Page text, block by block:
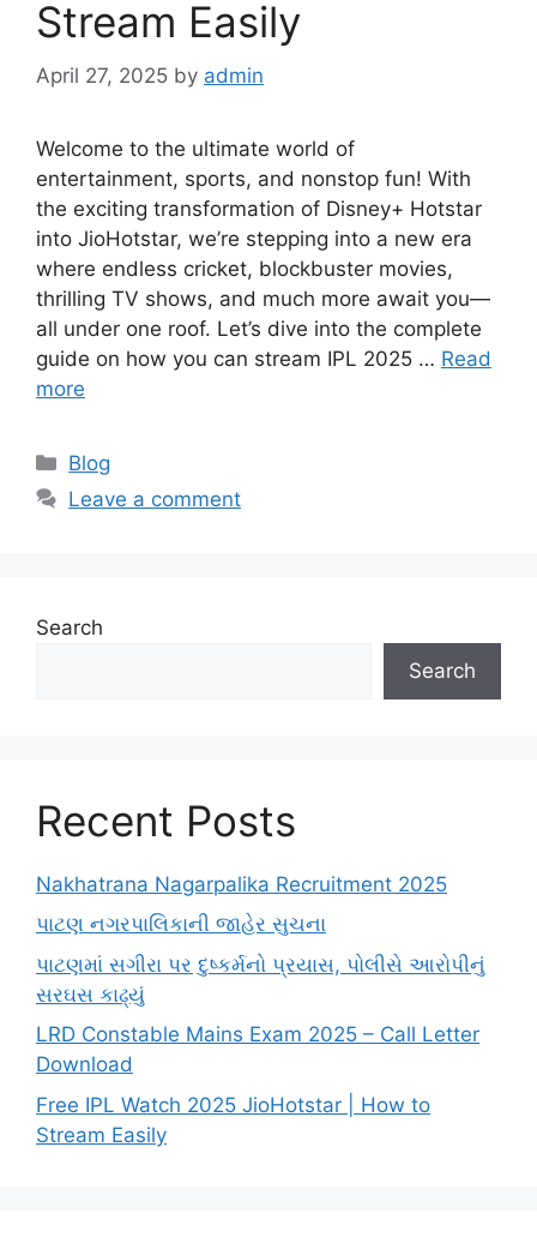
Stream Easily
April 27, 2025 by admin
Welcome to the ultimate world of
entertainment, sports, and nonstop fun! With
the exciting transformation of Disney+ Hotstar
into JioHotstar, we’re stepping into a new era
where endless cricket, blockbuster movies,
thrilling TV shows, and much more await you—
all under one roof. Let’s dive into the complete
guide on how you can stream IPL 2025 … Read
more
Categories
Blog
Leave a comment
Search
Search
Recent Posts
Nakhatrana Nagarpalika Recruitment 2025
પાટણ નગરપાલિકાની જાહેર સુચના
પાટણમાં સગીરા પર દુષ્કર્મનો પ્રયાસ, પોલીસે આરોપીનું
સરઘસ કાઢ્યું
LRD Constable Mains Exam 2025 – Call Letter
Download
Free IPL Watch 2025 JioHotstar | How to
Stream Easily